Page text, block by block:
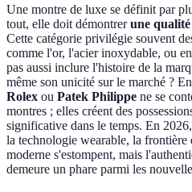
Une montre de luxe se définit par
tout, elle doit démontrerune
Cette catégorie privilégie souvent
comme l'or, l'acier inoxydable, ou
pas aussi inclure l'histoire de la
même son unicité sur le marché ?
Rolex ou Patek Philippe ne se
montres ; elles créent des
significative dans le temps. En
la technologie wearable, la frontière
moderne s'estompent, mais
demeure un phare parmi les